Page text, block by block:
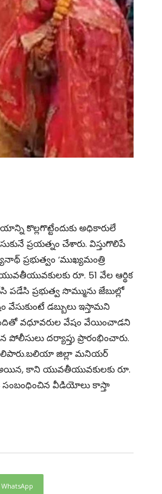
కొల్లగొట్టేందుకు అధికారులే
ప్రయత్నం చేశారు. విస్తుగొలిపే
ప్రభుత్వం ‘ముఖ్యమంత్రి
రూ. 51 వేల ఆర్థిక
ప్రభుత్వ సొమ్మును జేబుల్లో
వేసుకుంటే డబ్బులు ఇస్తామని
వధూవరుల వేషం వేయించాడని
దర్యాప్తు ప్రారంభించారు.
తెలిపారు.బలియా జిల్లా మనియర్
కాని యువతీయువకులకు రూ.
సంబంధించిన వీడియోలు కాస్తా
WhatsApp